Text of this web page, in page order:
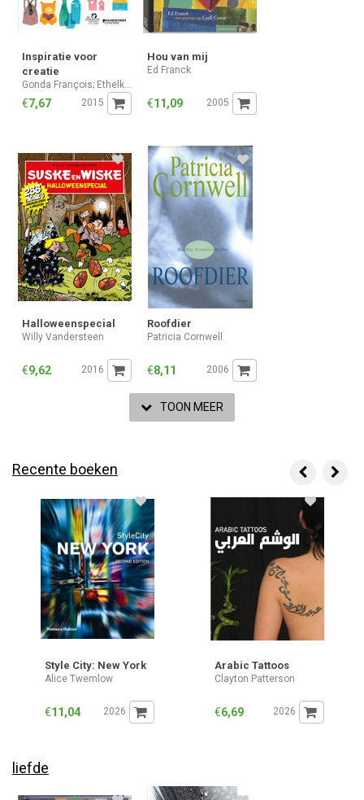
Inspiratie voor
creatie
Gonda François; Ethelka Dexters
€7,67 2015
Hou van mij
Ed Franck
€11,09 2005
Halloweenspecial
Willy Vandersteen
€9,62 2016
Roofdier
Patricia Cornwell
€8,11 2006
TOON MEER
Recente boeken
Style City: New York
Alice Twemlow
€11,04 2026
Arabic Tattoos
Clayton Patterson
€6,69 2026
liefde